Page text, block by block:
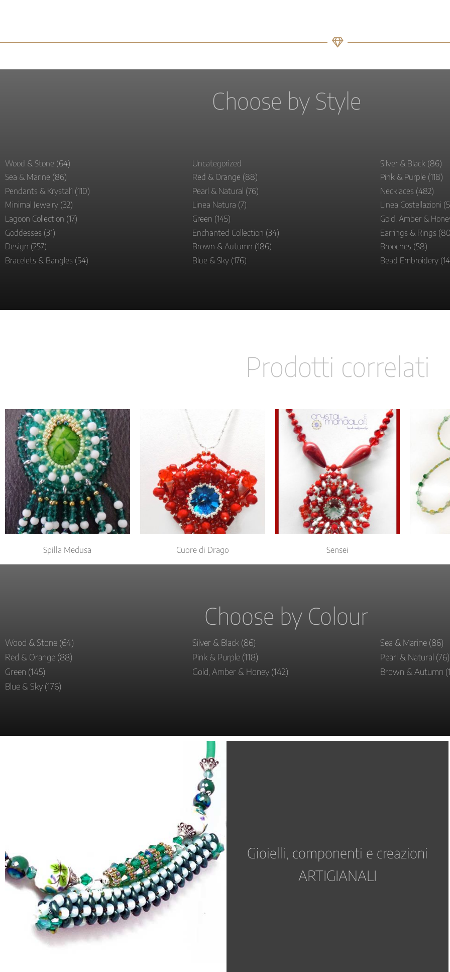
Choose by Style
Wood & Stone (64) Uncategorized Silver & Black (86)
Sea & Marine (86) Red & Orange (88) Pink & Purple (118)
Pendants & Krystal1 (110) Pearl & Natural (76) Necklaces (482)
Minimal Jewelry (32) Linea Natura (7) Linea Costellazioni
Lagoon Collection (17) Green (145) Gold, Amber &
Goddesses (31) Enchanted Collection (34) Earrings & Rings
Design (257) Brown & Autumn (186) Brooches (58)
Bracelets & Bangles (54) Blue & Sky (176) Bead Embroidery
Prodotti correlati
Spilla Medusa Cuore di Drago Sensei
Choose by Colour
Wood & Stone (64) Silver & Black (86) Sea & Marine (86)
Red & Orange (88) Pink & Purple (118) Pearl & Natural (76)
Green (145) Gold, Amber & Honey (142) Brown & Autumn
Blue & Sky (176)
Gioielli, componenti e creazioni
ARTIGIANALI